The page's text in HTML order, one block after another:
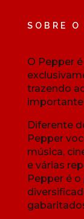
SOBRE O
O Pepper
trazendo
Diferente
Pepper
música,
e várias
Pepper é